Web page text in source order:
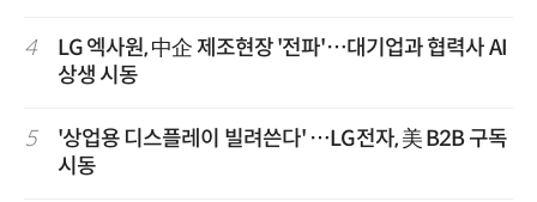
4
LG 엑사원, 中企 제조현장 '전파'…대기업과 협력사 AI
상생 시동
5
'상업용 디스플레이 빌려쓴다' …LG전자, 美 B2B 구독
시동